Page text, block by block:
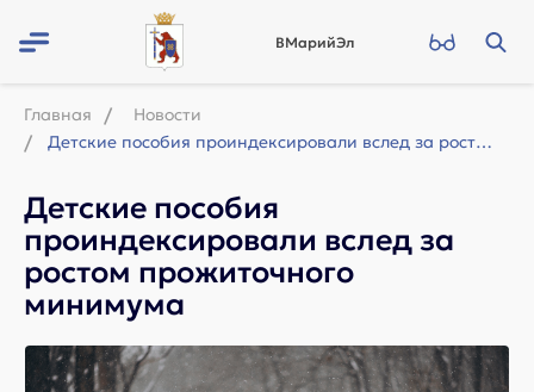
ВМарийЭл
Главная
Новости
Детские пособия проиндексировали вслед за ростом прожиточного минимума
Детские пособия
проиндексировали вслед за
ростом прожиточного
минимума